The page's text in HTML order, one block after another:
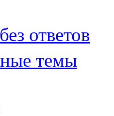
ответов
темы